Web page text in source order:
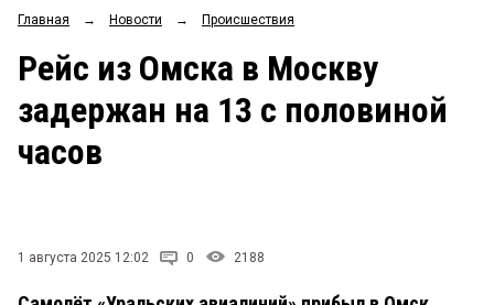
ОБЩЕСТВО
ЗАКОН
НОВОСТИ КОМПАНИЙ
Мнения
Рейтинги
Блоги
Главная → Новости → Происшествия
Рейс из Омска в Москву
задержан на 13 с половиной
часов
1 августа 2025 12:02 0 2188